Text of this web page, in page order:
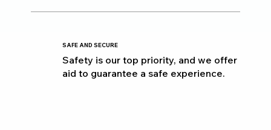
SAFE AND SECURE
Safety is our top priority, and we offer
aid to guarantee a safe experience.